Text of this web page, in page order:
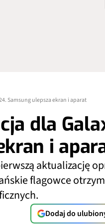
Samsung ulepsza ekran i aparat
dla
i
aktualizację
flagowce
Dodaj do